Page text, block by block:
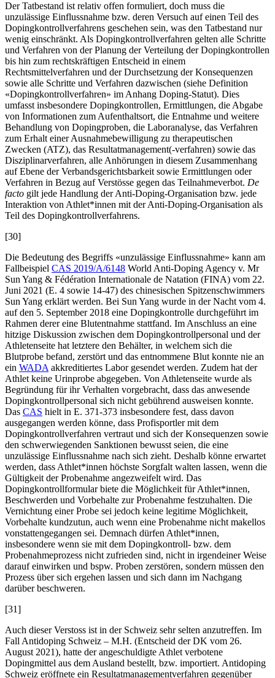
Der Tatbestand ist relativ offen formuliert, doch muss die
unzulässige Einflussnahme bzw. deren Versuch auf einen Teil des
Dopingkontrollverfahrens geschehen sein, was den Tatbestand nur
wenig einschränkt. Als Dopingkontrollverfahren gelten alle Schritte
und Verfahren von der Planung der Verteilung der Dopingkontrollen
bis hin zum rechtskräftigen Entscheid in einem
Rechtsmittelverfahren und der Durchsetzung der Konsequenzen
sowie alle Schritte und Verfahren dazwischen (siehe Definition
«Dopingkontrollverfahren» im Anhang Doping-Statut). Dies
umfasst insbesondere Dopingkontrollen, Ermittlungen, die Abgabe
von Informationen zum Aufenthaltsort, die Entnahme und weitere
Behandlung von Dopingproben, die Laboranalyse, das Verfahren
zum Erhalt einer Ausnahmebewilligung zu therapeutischen
Zwecken (ATZ), das Resultatmanagement(-verfahren) sowie das
Disziplinarverfahren, alle Anhörungen in diesem Zusammenhang
auf Ebene der Verbandsgerichtsbarkeit sowie Ermittlungen oder
Verfahren in Bezug auf Verstösse gegen das Teilnahmeverbot. De
facto gilt jede Handlung der Anti-Doping-Organisation bzw. jede
Interaktion von Athlet*innen mit der Anti-Doping-Organisation als
Teil des Dopingkontrollverfahrens.
[30]
Die Bedeutung des Begriffs «unzulässige Einflussnahme» kann am
Fallbeispiel CAS 2019/A/6148 World Anti-Doping Agency v. Mr
Sun Yang & Fédération Internationale de Natation (FINA) vom 22.
Juni 2021 (E. 4 sowie 14-47) des chinesischen Spitzenschwimmers
Sun Yang erklärt werden. Bei Sun Yang wurde in der Nacht vom 4.
auf den 5. September 2018 eine Dopingkontrolle durchgeführt im
Rahmen derer eine Blutentnahme stattfand. Im Anschluss an eine
hitzige Diskussion zwischen dem Dopingkontrollpersonal und der
Athletenseite hat letztere den Behälter, in welchem sich die
Blutprobe befand, zerstört und das entnommene Blut konnte nie an
ein WADA akkreditiertes Labor gesendet werden. Zudem hat der
Athlet keine Urinprobe abgegeben. Von Athletenseite wurde als
Begründung für ihr Verhalten vorgebracht, dass das anwesende
Dopingkontrollpersonal sich nicht gebührend ausweisen konnte.
Das CAS hielt in E. 371-373 insbesondere fest, dass davon
ausgegangen werden könne, dass Profisportler mit dem
Dopingkontrollverfahren vertraut und sich der Konsequenzen sowie
den schwerwiegenden Sanktionen bewusst seien, die eine
unzulässige Einflussnahme nach sich zieht. Deshalb könne erwartet
werden, dass Athlet*innen höchste Sorgfalt walten lassen, wenn die
Gültigkeit der Probenahme angezweifelt wird. Das
Dopingkontrollformular biete die Möglichkeit für Athlet*innen,
Beschwerden und Vorbehalte zur Probenahme festzuhalten. Die
Vernichtung einer Probe sei jedoch keine legitime Möglichkeit,
Vorbehalte kundzutun, auch wenn eine Probenahme nicht makellos
vonstattengegangen sei. Demnach dürfen Athlet*innen,
insbesondere wenn sie mit dem Dopingkontroll- bzw. dem
Probenahmeprozess nicht zufrieden sind, nicht in irgendeiner Weise
darauf einwirken und bspw. Proben zerstören, sondern müssen den
Prozess über sich ergehen lassen und sich dann im Nachgang
darüber beschweren.
[31]
Auch dieser Verstoss ist in der Schweiz sehr selten anzutreffen. Im
Fall Antidoping Schweiz – M.H. (Entscheid der DK vom 26.
August 2021), hatte der angeschuldigte Athlet verbotene
Dopingmittel aus dem Ausland bestellt, bzw. importiert. Antidoping
Schweiz eröffnete ein Resultatmanagementverfahren gegenüber